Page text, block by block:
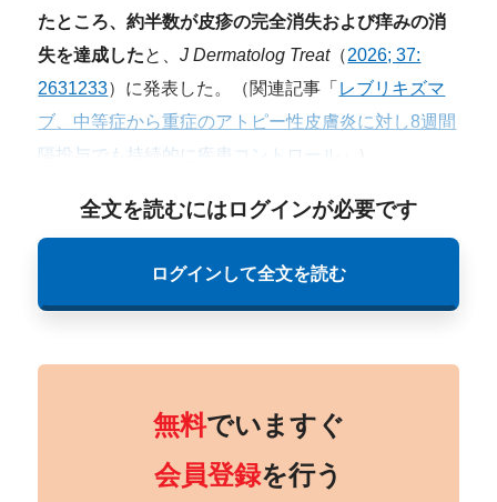
たところ、約半数が皮疹の完全消失および痒みの消
失を達成したと、J Dermatolog Treat（2026; 37:
2631233）に発表した。（関連記事「 レブリキズマ
ブ、中等症から重症のアトピー性皮膚炎に対し8週間
隔投与でも持続的に疾患コントロール
全文を読むにはログインが必要です
ログインして全文を読む
無料でいますぐ
会員登録を行う